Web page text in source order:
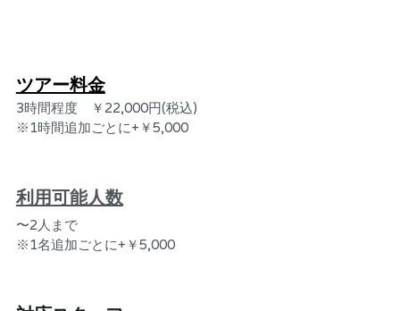
ツアー料金
3時間程度　￥22,000円(税込)
※1時間追加ごとに+￥5,000
利用可能人数
〜2人まで
※ 1名追加ごとに+￥5,000